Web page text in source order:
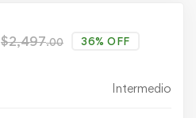
$2,497.00 36% OFF
Intermedio